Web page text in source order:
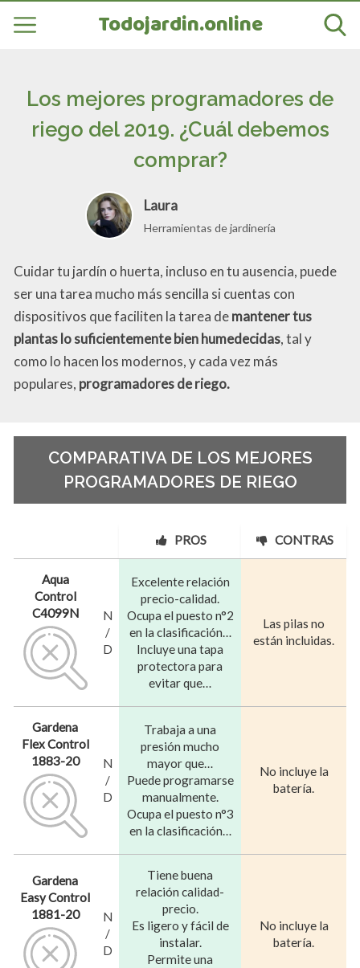
Todojardin.online
Los mejores programadores de
riego del 2019. ¿Cuál debemos
comprar?
Laura
Herramientas de jardinería
Cuidar tu jardín o huerta, incluso en tu ausencia, puede
ser una tarea mucho más sencilla si cuentas con
dispositivos que faciliten la tarea demantener tus
plantas lo suficientemente bien humedecidas, tal y
como lo hacen los modernos, y cada vez más
populares, programadores de riego.
COMPARATIVA DE LOS MEJORES
PROGRAMADORES DE RIEGO
PROS CONTRAS
Aqua
Control
C4099N
N
/
D
Excelente relación
precio-calidad.
Ocupa el puesto n°2
en la clasificación…
Incluye una tapa
protectora para
evitar que…
Las pilas no
están incluidas.
Gardena
Flex Control
1883-20
N
/
D
Trabaja a una
presión mucho
mayor que…
Puede programarse
manualmente.
Ocupa el puesto n°3
en la clasificación…
No incluye la
batería.
Gardena
Easy Control
1881-20
N
/
D
Tiene buena
relación calidad-
precio.
Es ligero y fácil de
instalar.
Permite una
No incluye la
batería.